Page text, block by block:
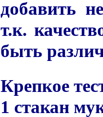
добавить
т.к.
быть
Крепкое
1 стакан